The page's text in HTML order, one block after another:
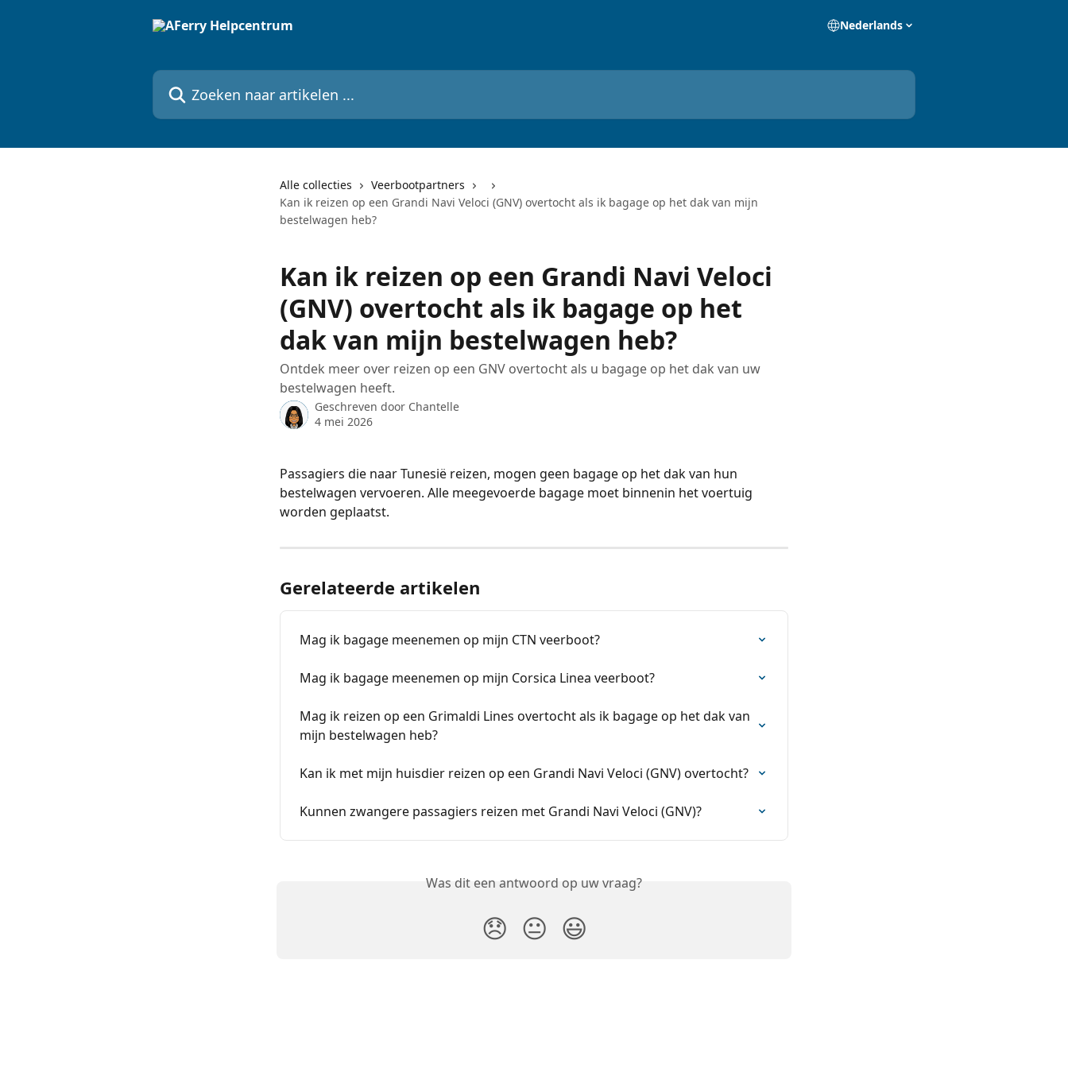
Nederlands
Zoeken naar artikelen ...
Alle collecties
Veerbootpartners
Kan ik reizen op een Grandi Navi Veloci (GNV) overtocht als ik bagage op het dak van mijn
bestelwagen heb?
Kan ik reizen op een Grandi Navi Veloci
(GNV) overtocht als ik bagage op het
dak van mijn bestelwagen heb?
Ontdek meer over reizen op een GNV overtocht als u bagage op het dak van uw
bestelwagen heeft.
Geschreven door Chantelle
4 mei 2026
Passagiers die naar Tunesië reizen, mogen geen bagage op het dak van hun
bestelwagen vervoeren. Alle meegevoerde bagage moet binnenin het voertuig
worden geplaatst.
Gerelateerde artikelen
Mag ik bagage meenemen op mijn CTN veerboot?
Mag ik bagage meenemen op mijn Corsica Linea veerboot?
Mag ik reizen op een Grimaldi Lines overtocht als ik bagage op het dak van
mijn bestelwagen heb?
Kan ik met mijn huisdier reizen op een Grandi Navi Veloci (GNV) overtocht?
Kunnen zwangere passagiers reizen met Grandi Navi Veloci (GNV)?
Was dit een antwoord op uw vraag?
😞 😐 😃